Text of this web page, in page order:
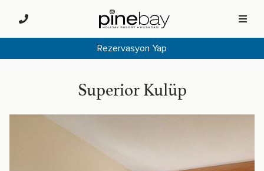
Rezervasyon Yap
Superior Kulüp